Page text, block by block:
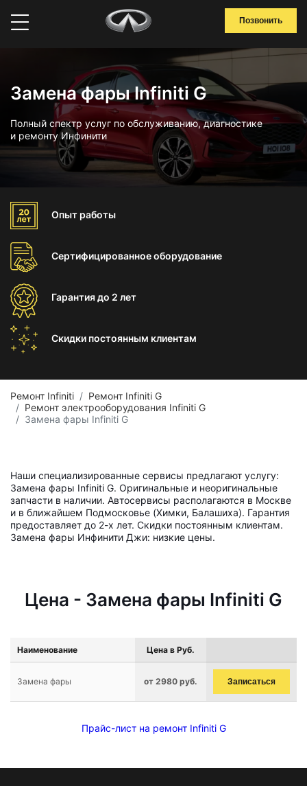
Позвонить
Замена фары Infiniti G
Полный спектр услуг по обслуживанию, диагностике
и ремонту Инфинити
Опыт работы
Сертифицированноеоборудование
Гарантиядо 2 лет
Скидки постоянным клиентам
Ремонт Infiniti
Ремонт Infiniti G
Ремонт электрооборудования Infiniti G
Замена фары Infiniti G
Наши специализированные сервисы предлагают услугу:
Замена фары Infiniti G. Оригинальные и неоригинальные
запчасти в наличии. Автосервисы располагаются в Москве
и в ближайшем Подмосковье (Химки, Балашиха). Гарантия
предоставляет до 2-х лет. Скидки постоянным клиентам.
Замена фары Инфинити Джи: низкие цены.
Цена - Замена фары Infiniti G
Наименование Цена в Руб.
Замена фары от 2980 руб. Записаться
Прайс-лист на ремонт Infiniti G